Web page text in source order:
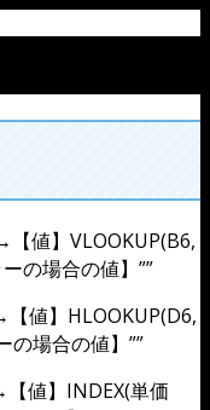
値】VLOOKUP(B6,
の場合の値】””
値】HLOOKUP(D6,
の場合の値】””
値】INDEX(単価